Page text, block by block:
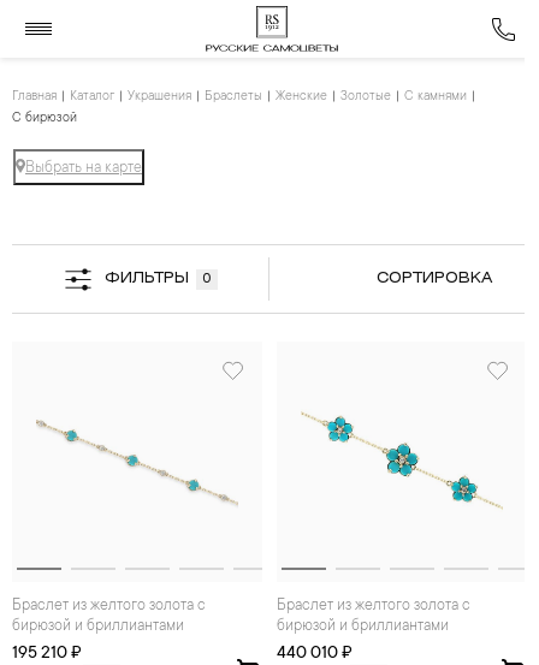
Главная Каталог Украшения Браслеты Женские Золотые
С камнями
С бирюзой
Выбрать на карте
ФИЛЬТРЫ 0 СОРТИРОВКА
Браслет из желтого золота с
бирюзой и бриллиантами
195 210 ₽
Браслет из желтого золота с
бирюзой и бриллиантами
440 010 ₽